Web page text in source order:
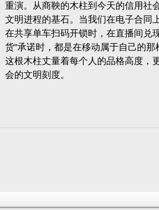
重演。从商鞅的木柱到今天的信用社
文明进程的基石。当我们在电子合同
在共享单车扫码开锁时，在直播间兑
货"承诺时，都是在移动属于自己的那
这根木柱丈量着每个人的品格高度，
会的文明刻度。